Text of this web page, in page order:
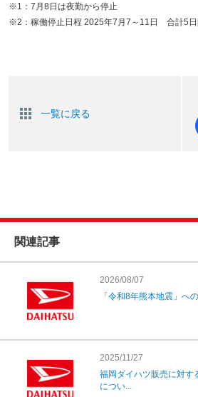
※1：7月8日は夜勤から停止
※2：稼働停止日程 2025年7月7～11日 合計5日
一覧に戻る
関連記事
2026/08/07
「令和8年熊本地震」へ
2025/11/27
福岡ダイハツ販売に対す
につい...